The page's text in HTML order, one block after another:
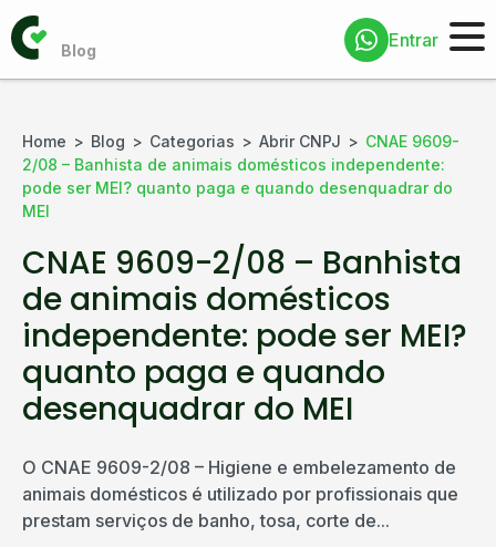
Entrar
Home Blog Categorias Abrir CNPJ
CNAE 9609-
2/08 – Banhista de animais domésticos independente:
pode ser MEI? quanto paga e quando desenquadrar do
MEI
CNAE 9609-2/08 – Banhista
de animais domésticos
independente: pode ser MEI?
quanto paga e quando
desenquadrar do MEI
O CNAE 9609-2/08 – Higiene e embelezamento de
animais domésticos é utilizado por profissionais que
prestam serviços de banho, tosa, corte de...